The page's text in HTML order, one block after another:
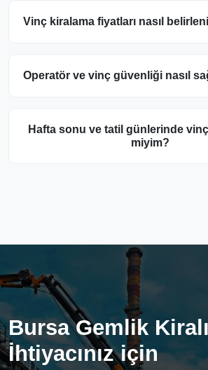
Vinç kiralama fiyatları nasıl
Operatör ve vinç güvenliği nasıl
Hafta sonu ve tatil günlerinde
miyim?
Bursa Gemlik
İhtiyacınız için